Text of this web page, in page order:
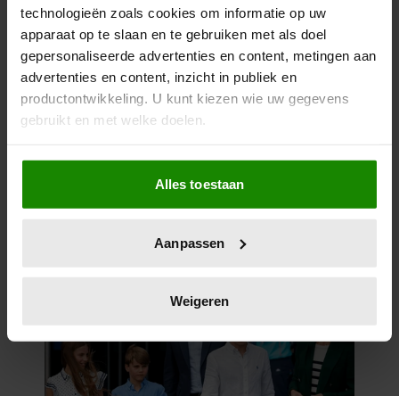
technologieën zoals cookies om informatie op uw
apparaat op te slaan en te gebruiken met als doel
gepersonaliseerde advertenties en content, metingen aan
advertenties en content, inzicht in publiek en
productontwikkeling. U kunt kiezen wie uw gegevens
gebruikt en met welke doelen.
Als u het toestaat, willen we ook graag:
Informatie verzamelen over uw geografische
locatie, die tot een paar meter nauwkeurig kan zijn
scannen op specifieke eigenschappen (fingerprinting)
verwerkt en stel uw voorkeuren in het
intrekken in de Cookieverklaring.
We gebruiken cookies om content en advertenties te
Alles toestaan
Aanpassen
Weigeren